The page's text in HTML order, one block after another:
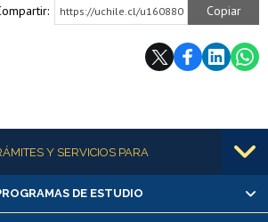
https://uchile.cl/u160880 Copiar
Y SERVICIOS PARA
os y exalumnas/os
DE ESTUDIO